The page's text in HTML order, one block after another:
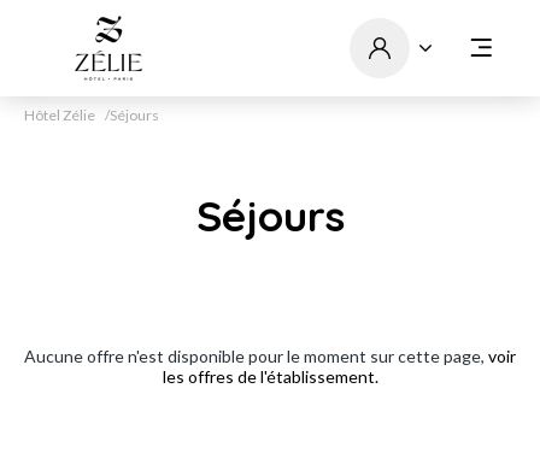
Hôtel Zélie Séjours
Séjours
Aucune offre n'est disponible pour le moment sur cette page, voir
les offres de l'établissement.